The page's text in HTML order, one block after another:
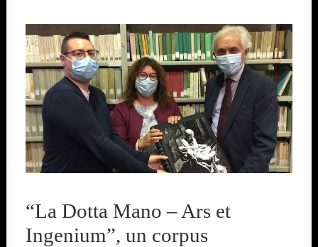
“La Dotta Mano – Ars et
Ingenium”, un corpus